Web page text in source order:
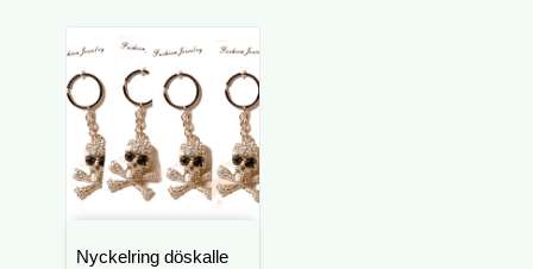
Nyckelring döskalle